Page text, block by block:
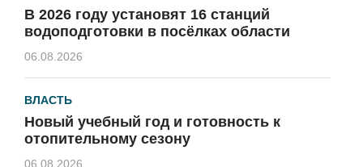
В 2026 году установят 16 станций
водоподготовки в посёлках области
06.08.2026
ВЛАСТЬ
Новый учебный год и готовность к
отопительному сезону
06.08.2026